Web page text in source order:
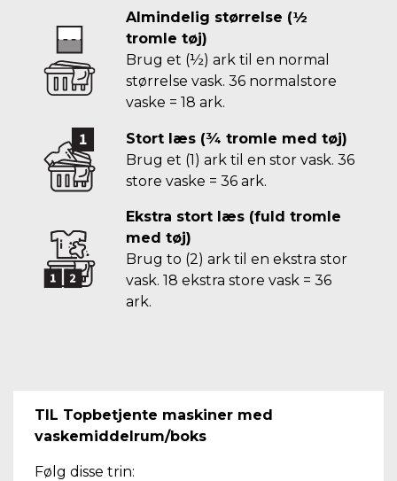
Almindelig størrelse (½
tromle tøj)
Brug et (½) ark til en normal
størrelse vask. 36 normalstore
vaske = 18 ark.
Stort læs (¾ tromle med tøj)
Brug et (1) ark til en stor vask. 36
store vaske = 36 ark.
Ekstra stort læs (fuld tromle
med tøj)
Brug to (2) ark til en ekstra stor
vask. 18 ekstra store vask = 36
ark.
TIL Topbetjente maskiner med
vaskemiddelrum/boks
Følg disse trin: